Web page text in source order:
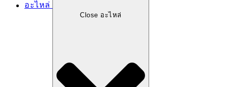
อะไหล่
Close อะไหล่